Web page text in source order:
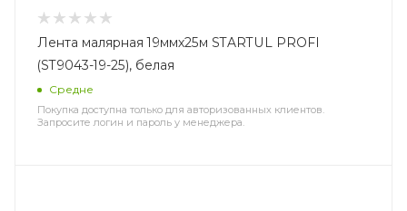
Лента малярная 19ммх25м STARTUL PROFI
(ST9043-19-25), белая
Средне
Покупка доступна только для авторизованных клиентов.
Запросите логин и пароль у менеджера.